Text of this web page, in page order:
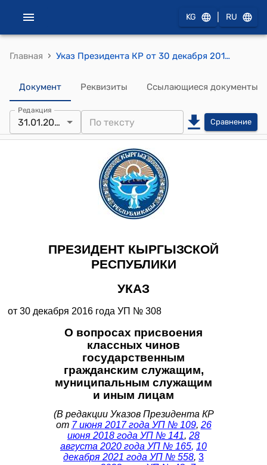
KG RU
Главная › Указ Президента КР от 30 декабря 2016 года УП № 308 "О некоторых вопросах в сфере государственной и муниципальной службы"
Документ Реквизиты Ссылающиеся документы
Редакция
31.01.2026 Сравнение